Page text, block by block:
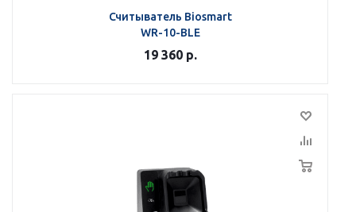
Считыватель Biosmart
WR-10-BLE
19 360 р.